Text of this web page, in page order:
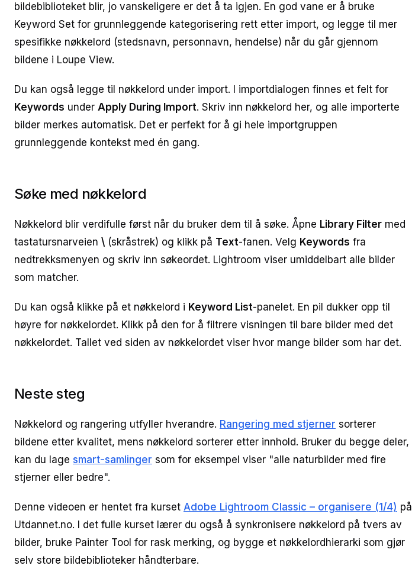
bildebiblioteket blir, jo vanskeligere er det å ta igjen. En god vane er å bruke
Keyword Set for grunnleggende kategorisering rett etter import, og legge til mer
spesifikke nøkkelord (stedsnavn, personnavn, hendelse) når du går gjennom
bildene i Loupe View.
Du kan også legge til nøkkelord under import. I importdialogen finnes et felt for
Keywords under Apply During Import. Skriv inn nøkkelord her, og alle importerte
bilder merkes automatisk. Det er perfekt for å gi hele importgruppen
grunnleggende kontekst med én gang.
Søke med nøkkelord
Nøkkelord blir verdifulle først når du bruker dem til å søke. Åpne Library Filter med
tastatursnarveien \ (skråstrek) og klikk på Text-fanen. Velg Keywords fra
nedtrekksmenyen og skriv inn søkeordet. Lightroom viser umiddelbart alle bilder
som matcher.
Du kan også klikke på et nøkkelord i Keyword List-panelet. En pil dukker opp til
høyre for nøkkelordet. Klikk på den for å filtrere visningen til bare bilder med det
nøkkelordet. Tallet ved siden av nøkkelordet viser hvor mange bilder som har det.
Neste steg
Nøkkelord og rangering utfyller hverandre. Rangering med stjerner sorterer
bildene etter kvalitet, mens nøkkelord sorterer etter innhold. Bruker du begge deler,
kan du lage smart-samlinger som for eksempel viser "alle naturbilder med fire
stjerner eller bedre".
Denne videoen er hentet fra kurset Adobe Lightroom Classic – organisere (1/4) på
Utdannet.no. I det fulle kurset lærer du også å synkronisere nøkkelord på tvers av
bilder, bruke Painter Tool for rask merking, og bygge et nøkkelordhierarki som gjør
selv store bildebiblioteker håndterbare.